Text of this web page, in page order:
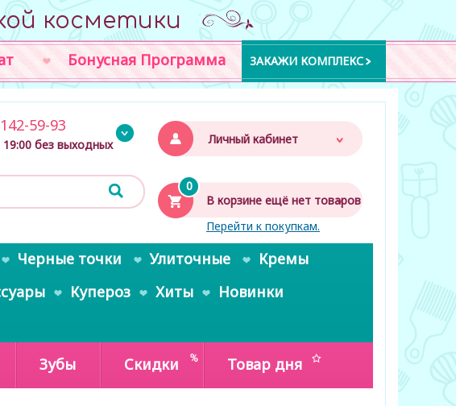
косметики
Бонусная Программа ЗАКАЖИ КОМПЛЕКС
Личный кабинет
0
В корзине ещё нет товаров
Перейти к покупкам.
59-93
19:00 без выходных
Черные точки Улиточные
Кремы
Купероз Хиты
Новинки
Зубы Скидки Товар дня